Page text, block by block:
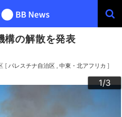
構の解散を発表
[ パレスチナ自治区 中東・北アフリカ ]
1/3
2/3
3/3